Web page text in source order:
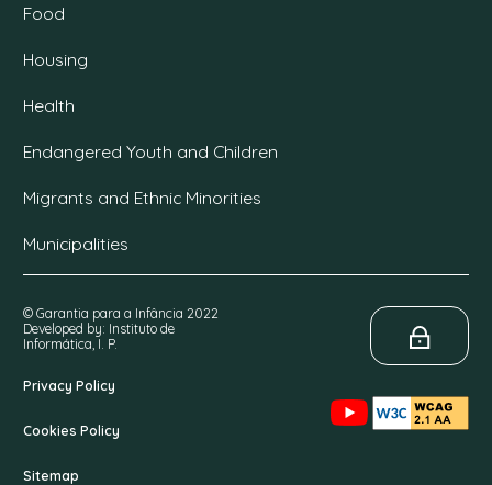
Food
Housing
Health
Endangered Youth and Children
Migrants and Ethnic Minorities
Municipalities
© Garantia para a Infância 2022
Developed by: Instituto de
Informática, I. P.
Privacy Policy
Cookies Policy
Sitemap